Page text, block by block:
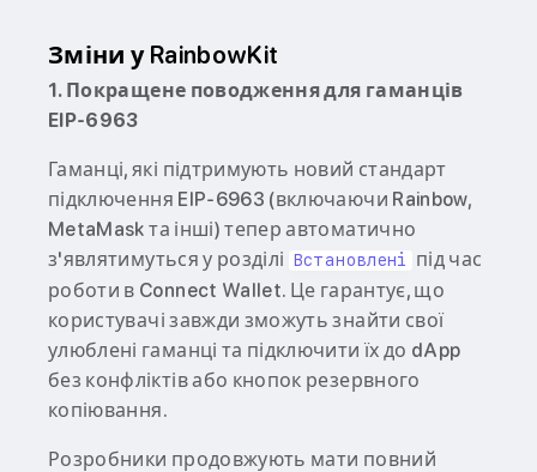
Зміни у RainbowKit
1. Покращене поводження для гаманців
EIP-6963
Гаманці, які підтримують новий стандарт
підключення EIP-6963 (включаючи Rainbow,
MetaMask та інші) тепер автоматично
з'являтимуться у розділі Встановлені
під час
роботи в Connect Wallet. Це гарантує, що
користувачі завжди зможуть знайти свої
улюблені гаманці та підключити їх до dApp
без конфліктів або кнопок резервного
копіювання.
Розробники продовжують мати повний